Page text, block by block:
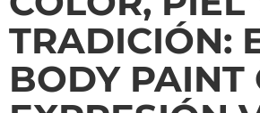
TRADICIÓN:
BODY PAINT